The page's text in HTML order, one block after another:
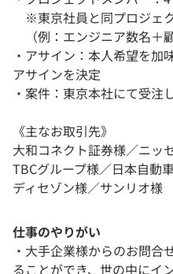
※東京社員と同プロジェ
（例：エンジニア数名＋
・アサイン：本人希望を加
アサインを決定
・案件：東京本社にて受注
《主なお取引先》
大和コネクト証券様／ニッ
TBCグループ様／日本自動
ディセゾン様／サンリオ
仕事のやりがい
・大手企業様からのお問合
ることができ、世の中にイ